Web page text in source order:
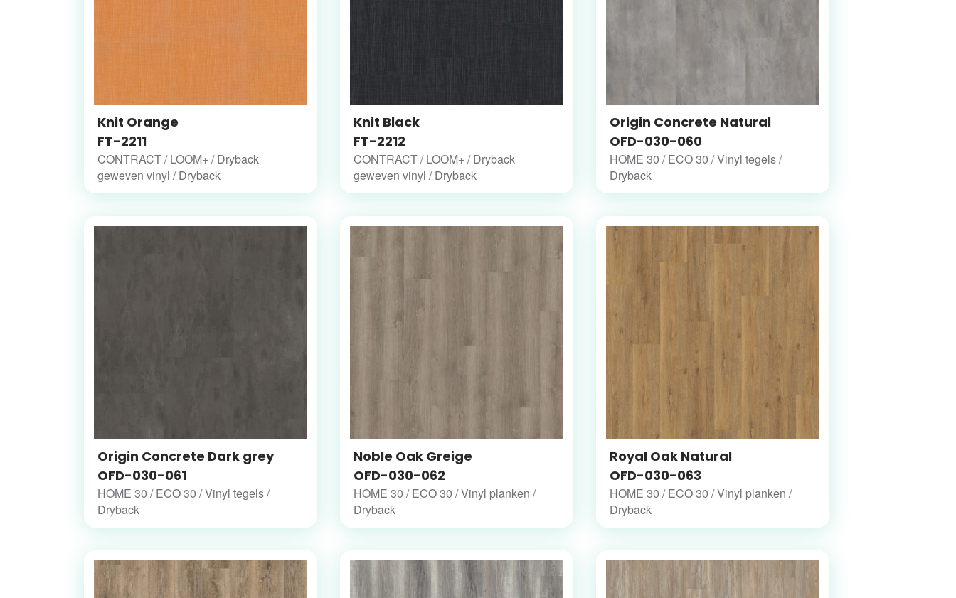
Knit Orange
FT-2211
CONTRACT / LOOM+ / Dryback
geweven vinyl / Dryback
Knit Black
FT-2212
CONTRACT / LOOM+ / Dryback
geweven vinyl / Dryback
Origin Concrete Natural
OFD-030-060
HOME 30 / ECO 30 / Vinyl tegels /
Dryback
Origin Concrete Dark grey
OFD-030-061
HOME 30 / ECO 30 / Vinyl tegels /
Dryback
Noble Oak Greige
OFD-030-062
HOME 30 / ECO 30 / Vinyl planken /
Dryback
Royal Oak Natural
OFD-030-063
HOME 30 / ECO 30 / Vinyl planken /
Dryback